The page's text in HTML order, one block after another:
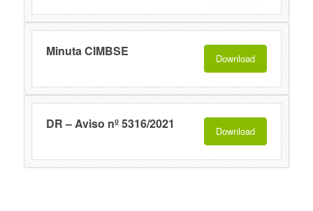
Minuta CIMBSE Download
DR – Aviso nº 5316/2021 Download